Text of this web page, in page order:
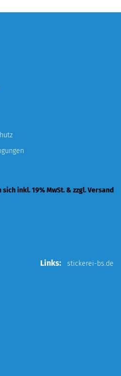
inkl. 19% MwSt. & zzgl. Versand
Links: stickerei-bs.de